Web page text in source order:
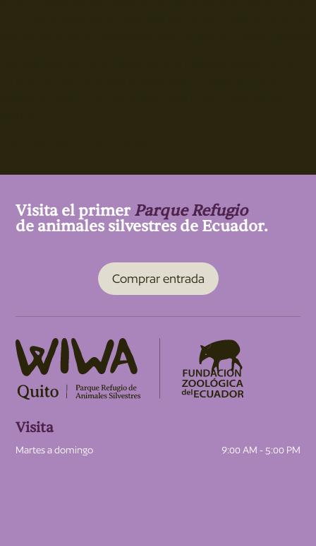
Visita el primer Parque Refugio
de animales silvestres de Ecuador.
Comprar entrada
Visita
Martes a domingo 9:00 AM - 5:00 PM